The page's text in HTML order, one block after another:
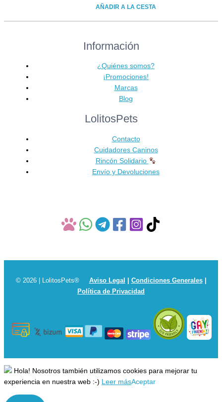
AÑADIR A LA CESTA
Información
¿Quiénes somos?
¡Promociones!
Marcas
Blog
LolitosPets
Contacto
Cuidadores Caninos
Rincón Solidario
Envío y Devoluciones
© 2026 | LolitosPets® Aviso Legal Condiciones Generales|
Política de Privacidad
Hola! Nosotros también utilizamos cookies para mejorar tu
experiencia en nuestra web :-) Leer másAceptar